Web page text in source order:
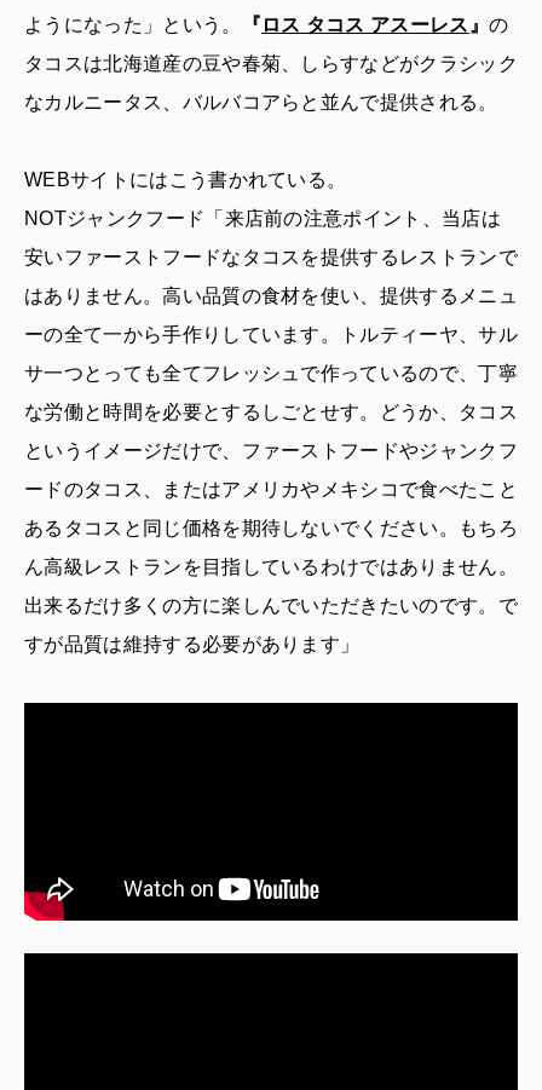
ようになった」という。
『 ロス タコス アスーレス 』の
タコスは北海道産の豆や春菊、しらすなどがクラシック
なカルニータス、バルバコアらと並んで提供される。
WEBサイトにはこう書かれている。
NOTジャンクフード「来店前の注意ポイント、当店は
安いファーストフードなタコスを提供するレストランで
はありません。高い品質の食材を使い、提供するメニュ
ーの全て一から手作りしています。トルティーヤ、サル
サ一つとっても全てフレッシュで作っているので、丁寧
な労働と時間を必要とするしごとせす。どうか、タコス
というイメージだけで、ファーストフードやジャンクフ
ードのタコス、またはアメリカやメキシコで食べたこと
あるタコスと同じ価格を期待しないでください。もちろ
ん高級レストランを目指しているわけではありません。
出来るだけ多くの方に楽しんでいただきたいのです。で
すが品質は維持する必要があります」